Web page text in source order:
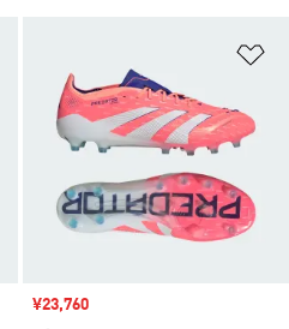
セール価格
¥23,760